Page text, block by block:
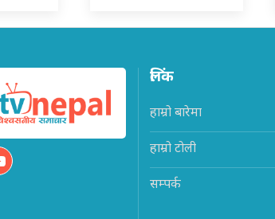
लिंक
हाम्रो बारेमा
हाम्रो टोली
सम्पर्क